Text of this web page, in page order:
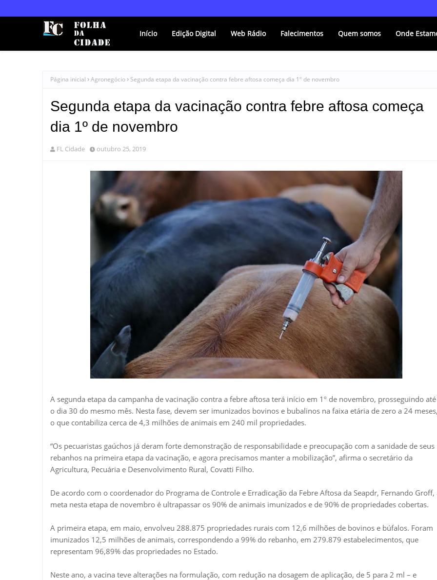
Início Edição Digital Web Rádio Falecimentos Quem somos Onde
Página inicial Agronegócio Segunda etapa da vacinação contra febre aftosa começa dia 1º de novembro
Segunda etapa da vacinação contra febre aftosa começa
dia 1º de novembro
FL Cidade outubro 25, 2019
A segunda etapa da campanha de vacinação contra a febre aftosa terá início em 1º de novembro, prosseguindo até
o dia 30 do mesmo mês. Nesta fase, devem ser imunizados bovinos e bubalinos na faixa etária de zero a 24
o que contabiliza cerca de 4,3 milhões de animais em 240 mil propriedades.
“Os pecuaristas gaúchos já deram forte demonstração de responsabilidade e preocupação com a sanidade de seus
rebanhos na primeira etapa da vacinação, e agora precisamos manter a mobilização”, afirma o secretário da
Agricultura, Pecuária e Desenvolvimento Rural, Covatti Filho.
De acordo com o coordenador do Programa de Controle e Erradicação da Febre Aftosa da Seapdr, Fernando Groff,
meta nesta etapa de novembro é ultrapassar os 90% de animais imunizados e de 90% de propriedades cobertas.
A primeira etapa, em maio, envolveu 288.875 propriedades rurais com 12,6 milhões de bovinos e búfalos. Foram
imunizados 12,5 milhões de animais, correspondendo a 99% do rebanho, em 279.879 estabelecimentos, que
representam 96,89% das propriedades no Estado.
Neste ano, a vacina teve alterações na formulação, com redução na dosagem de aplicação, de 5 para 2 ml – e